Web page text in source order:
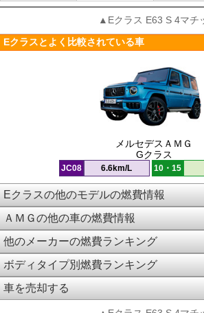
▲Eクラス E63 S 4マチ
Eクラスとよく比較されている車
メルセデスＡＭＧ
Gクラス
JC08 6.6km/L 10・15
Eクラスの他のモデルの燃費情報
ＡＭＧの他の車の燃費情報
他のメーカーの燃費ランキング
ボディタイプ別燃費ランキング
車を売却する